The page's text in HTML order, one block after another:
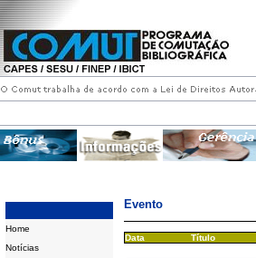
Home
Notícias
Evento
Data Título